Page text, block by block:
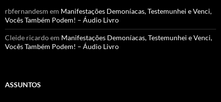
rbfernandesm em Manifestações Demoníacas, Testemunhei e Venci,
Vocês Também Podem! – Áudio Livro
Cleide ricardoem Manifestações Demoníacas, Testemunhei e Venci,
Vocês Também Podem! – Áudio Livro
ASSUNTOS